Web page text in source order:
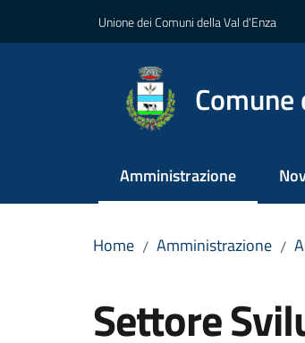
Unione dei Comuni della Val d'Enza
Amministrazione
Menu selezionato
Home / Amministrazione /
Settore